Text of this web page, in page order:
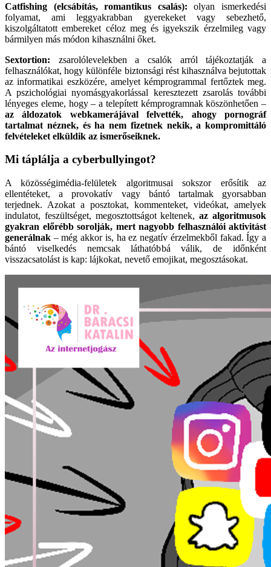
Catfishing (elcsábítás, romantikus csalás): olyan ismerkedési
folyamat, ami leggyakrabban gyerekeket vagy sebezhető,
kiszolgáltatott embereket céloz meg és igyekszik érzelmileg vagy
bármilyen más módon kihasználni őket.
Sextortion: zsarolólevelekben a csalók arról tájékoztatják a
felhasználókat, hogy különféle biztonsági rést kihasználva bejutottak
az informatikai eszközére, amelyet kémprogrammal fertőztek meg.
A pszichológiai nyomásgyakorlással keresztezett zsarolás további
lényeges eleme, hogy – a telepített kémprogramnak köszönhetően –
az áldozatok webkamerájával felvették, ahogy pornográf
tartalmat néznek, és ha nem fizetnek nekik, a kompromittáló
felvételeket elküldik az ismerőseiknek.
Mi táplálja a cyberbullyingot?
A közösségimédia-felületek algoritmusai sokszor erősítik az
ellentéteket, a provokatív vagy bántó tartalmak gyorsabban
terjednek. Azokat a posztokat, kommenteket, videókat, amelyek
indulatot, feszültséget, megosztottságot keltenek, az algoritmusok
gyakran előrébb sorolják, mert nagyobb felhasználói aktivitást
generálnak – még akkor is, ha ez negatív érzelmekből fakad. Így a
bántó viselkedés nemcsak láthatóbbá válik, de időnként
visszacsatolást is kap: lájkokat, nevető emojikat, megosztásokat.